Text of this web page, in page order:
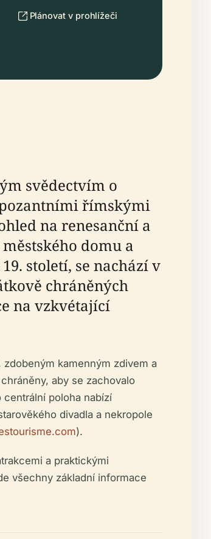
Plánovat v prohlížeči
svědectvím o
římskými
na renesanční a
domu a
století, se nachází v
chráněných
na vzkvétající
kamenným zdivem a
aby se zachovalo
poloha nabízí
divadla a nekropole
).
a praktickými
všechny základní informace